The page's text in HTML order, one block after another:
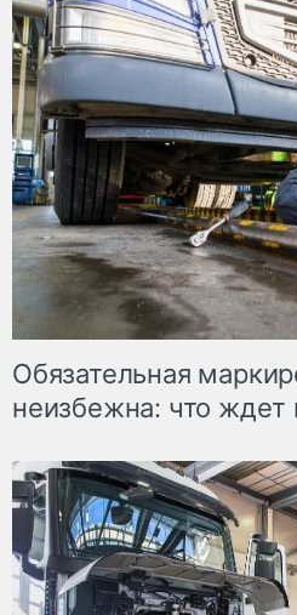
Обязательная
неизбежна: что ждет